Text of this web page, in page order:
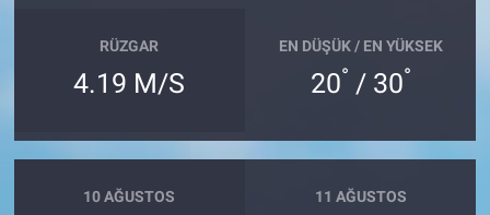
RÜZGAR
4.19 M/S
EN DÜŞÜK / EN YÜKSEK
20° / 30°
10 AĞUSTOS 11 AĞUSTOS